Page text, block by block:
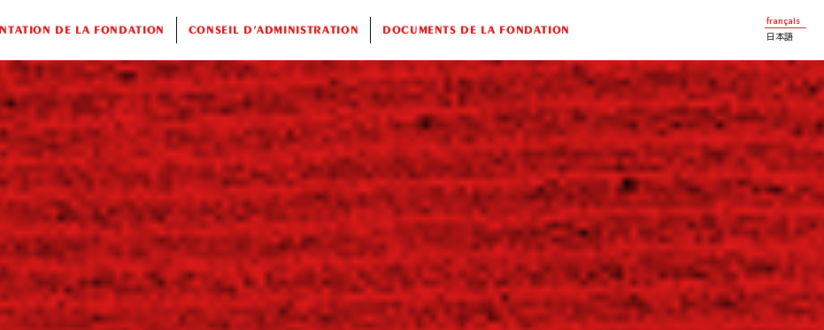
DE LA FONDATION CONSEIL D’ADMINISTRATION DOCUMENTS DE LA FONDATION
français
日本語